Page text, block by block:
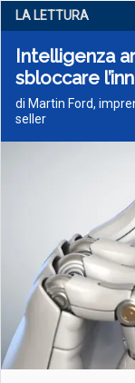
LA LETTURA
Intelligenza
sbloccare
di Martin Ford,
seller